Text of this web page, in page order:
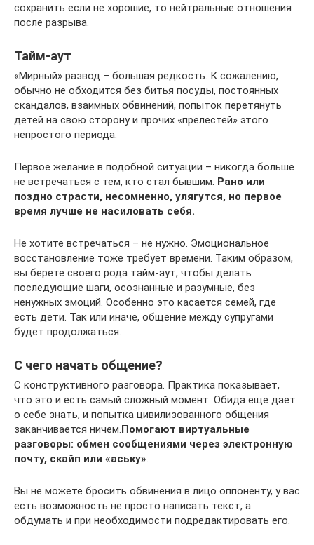
сохранить если не хорошие, то нейтральные отношения
после разрыва.
Тайм-аут
«Мирный» развод – большая редкость. К сожалению,
обычно не обходится без битья посуды, постоянных
скандалов, взаимных обвинений, попыток перетянуть
детей на свою сторону и прочих «прелестей» этого
непростого периода.
Первое желание в подобной ситуации – никогда больше
не встречаться с тем, кто стал бывшим. Рано или
поздно страсти, несомненно, улягутся, но первое
время лучше не насиловать себя.
Не хотите встречаться – не нужно. Эмоциональное
восстановление тоже требует времени. Таким образом,
вы берете своего рода тайм-аут, чтобы делать
последующие шаги, осознанные и разумные, без
ненужных эмоций. Особенно это касается семей, где
есть дети. Так или иначе, общение между супругами
будет продолжаться.
С чего начать общение?
С конструктивного разговора. Практика показывает,
что это и есть самый сложный момент. Обида еще дает
о себе знать, и попытка цивилизованного общения
заканчивается ничем.Помогают виртуальные
разговоры: обмен сообщениями через электронную
почту, скайп или «аську».
Вы не можете бросить обвинения в лицо оппоненту, у вас
есть возможность не просто написать текст, а
обдумать и при необходимости подредактировать его.